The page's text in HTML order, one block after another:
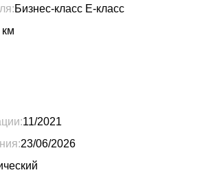
Бизнес-класс Е-класс
км
11/2021
23/06/2026